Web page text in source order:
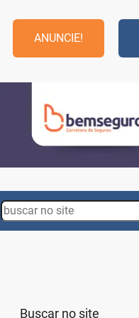
ANUNCIE!
Search
Buscar no site